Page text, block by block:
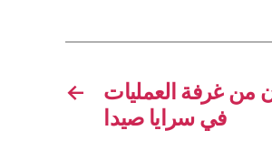
←
غرفة العمليات
في سرايا صيدا